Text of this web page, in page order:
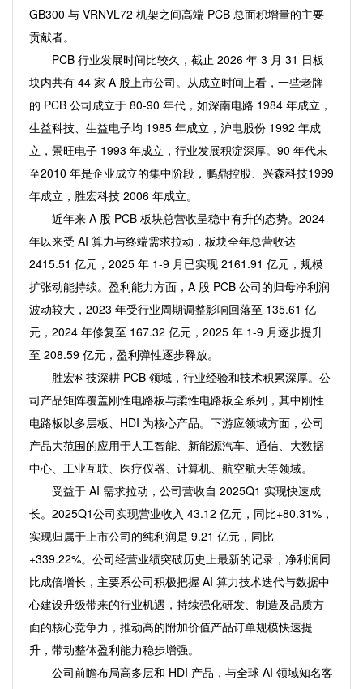
GB300 与 VRNVL72 机架之间高端 PCB 总面积增量的主要
贡献者。
PCB 行业发展时间比较久，截止 2026 年 3 月 31 日板
块内共有 44 家 A 股上市公司。从成立时间上看，一些老牌
的 PCB 公司成立于 80-90 年代，如深南电路 1984 年成立，
生益科技、生益电子均 1985 年成立，沪电股份 1992 年成
立，景旺电子 1993 年成立，行业发展积淀深厚。90 年代末
至2010 年是企业成立的集中阶段，鹏鼎控股、兴森科技1999
年成立，胜宏科技 2006 年成立。
近年来 A 股 PCB 板块总营收呈稳中有升的态势。2024
年以来受 AI 算力与终端需求拉动，板块全年总营收达
2415.51 亿元，2025 年 1-9 月已实现 2161.91 亿元，规模
扩张动能持续。盈利能力方面，A 股 PCB 公司的归母净利润
波动较大，2023 年受行业周期调整影响回落至 135.61 亿
元，2024 年修复至 167.32 亿元，2025 年 1-9 月逐步提升
至 208.59 亿元，盈利弹性逐步释放。
胜宏科技深耕 PCB 领域，行业经验和技术积累深厚。公
司产品矩阵覆盖刚性电路板与柔性电路板全系列，其中刚性
电路板以多层板、HDI 为核心产品。下游应领域方面，公司
产品大范围的应用于人工智能、新能源汽车、通信、大数据
中心、工业互联、医疗仪器、计算机、航空航天等领域。
受益于 AI 需求拉动，公司营收自 2025Q1 实现快速成
长。2025Q1公司实现营业收入 43.12 亿元，同比+80.31%，
实现归属于上市公司的纯利润是 9.21 亿元，同比
+339.22%。公司经营业绩突破历史上最新的记录，净利润同
比成倍增长，主要系公司积极把握 AI 算力技术迭代与数据中
心建设升级带来的行业机遇，持续强化研发、制造及品质方
面的核心竞争力，推动高的附加价值产品订单规模快速提
升，带动整体盈利能力稳步增强。
公司前瞻布局高多层和 HDI 产品，与全球 AI 领域知名客